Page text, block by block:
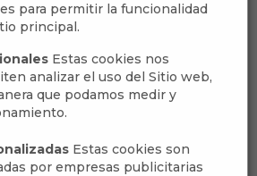
para permitir la funcionalidad
principal.
Estas cookies nos
analizar el uso del Sitio web,
que podamos medir y
Estas cookies son
por empresas publicitarias